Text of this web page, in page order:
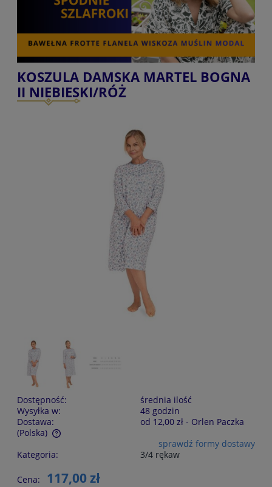
KOSZULA DAMSKA MARTEL BOGNA
II NIEBIESKI/RÓŻ
Dostępność:
średnia ilość
Wysyłka w:
48 godzin
Dostawa:
od 12,00 zł - Orlen Paczka
(Polska)
Cena nie zawiera ewentualnych kosztów płatności
sprawdź formy dostawy
Kategoria:
3/4 rękaw
Cena: 117,00 zł